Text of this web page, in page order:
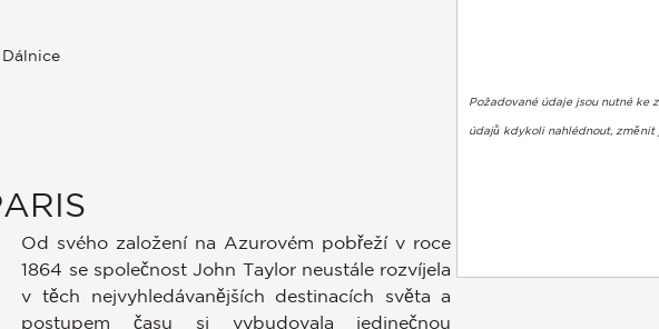
Dálnice
Od svého založení na Azurovém pobřeží v roce
1864 se společnost John Taylor neustále rozvíjela
v těch nejvyhledávanějších destinacích světa a
postupem času si vybudovala jedinečnou
Požadované údaje jsou nutné ke
údajů kdykoli nahlédnout, změnit